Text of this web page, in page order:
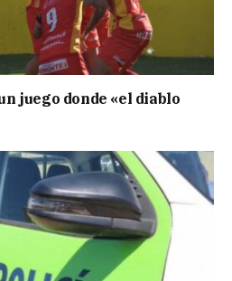
juego donde «el diablo